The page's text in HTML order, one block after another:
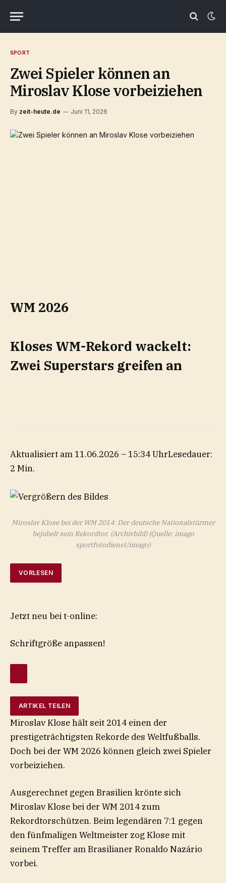
SPORT
Zwei Spieler können an
Miroslav Klose vorbeiziehen
By zeit-heute.de Juni 11, 2026
WM 2026
Kloses WM-Rekord wackelt:
Zwei Superstars greifen an
Aktualisiert am 11.06.2026 – 15:34 UhrLesedauer:
2 Min.
Miroslav Klose bei der WM 2014: Der deutsche Nationalstürmer
bejubelt sein Rekordtor. (Archivbild)(Quelle: imago
sportfotodienst/imago)
VORLESEN
Jetzt neu bei t-online:
Schriftgröße anpassen!
ARTIKEL TEILEN
Miroslav Klose hält seit 2014 einen der
prestigeträchtigsten Rekorde des Weltfußballs.
Doch bei der WM 2026 können gleich zwei Spieler
vorbeiziehen.
Ausgerechnet gegen Brasilien krönte sich
Miroslav Klose bei der WM 2014 zum
Rekordtorschützen. Beim legendären 7:1 gegen
den fünfmaligen Weltmeister zog Klose mit
seinem Treffer am Brasilianer Ronaldo Nazário
vorbei.